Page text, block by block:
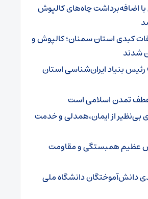
با اضافه‌برداشت چاه‌های کالپوش
کبدی استان سمنان؛ کالپوش و
شدند
بنیاد ایران‌شناسی استان
عطف تمدن اسلامی است
بی‌نظیر از ایمان،همدلی و خدمت
عظیم همبستگی و مقاومت
درصدی دانش‌آموختگان دانشگاه ملی